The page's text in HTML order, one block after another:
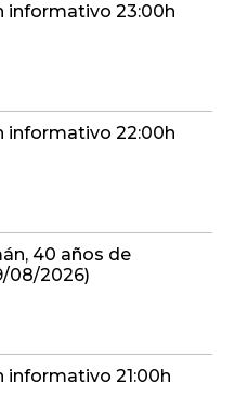
informativo 23:00h
informativo 22:00h
40 años de
08/2026)
21:00h